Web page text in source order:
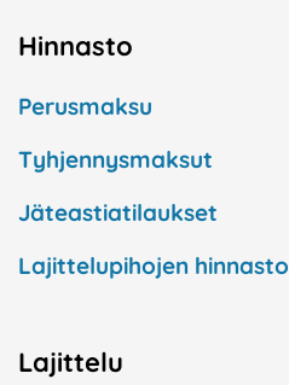
Hinnasto
Perusmaksu
Tyhjennysmaksut
Jäteastiatilaukset
Lajittelupihojen hinnasto
Lajittelu